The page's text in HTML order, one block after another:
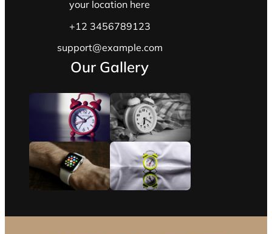
your location here
+12 3456789123
support@example.com
Our Gallery